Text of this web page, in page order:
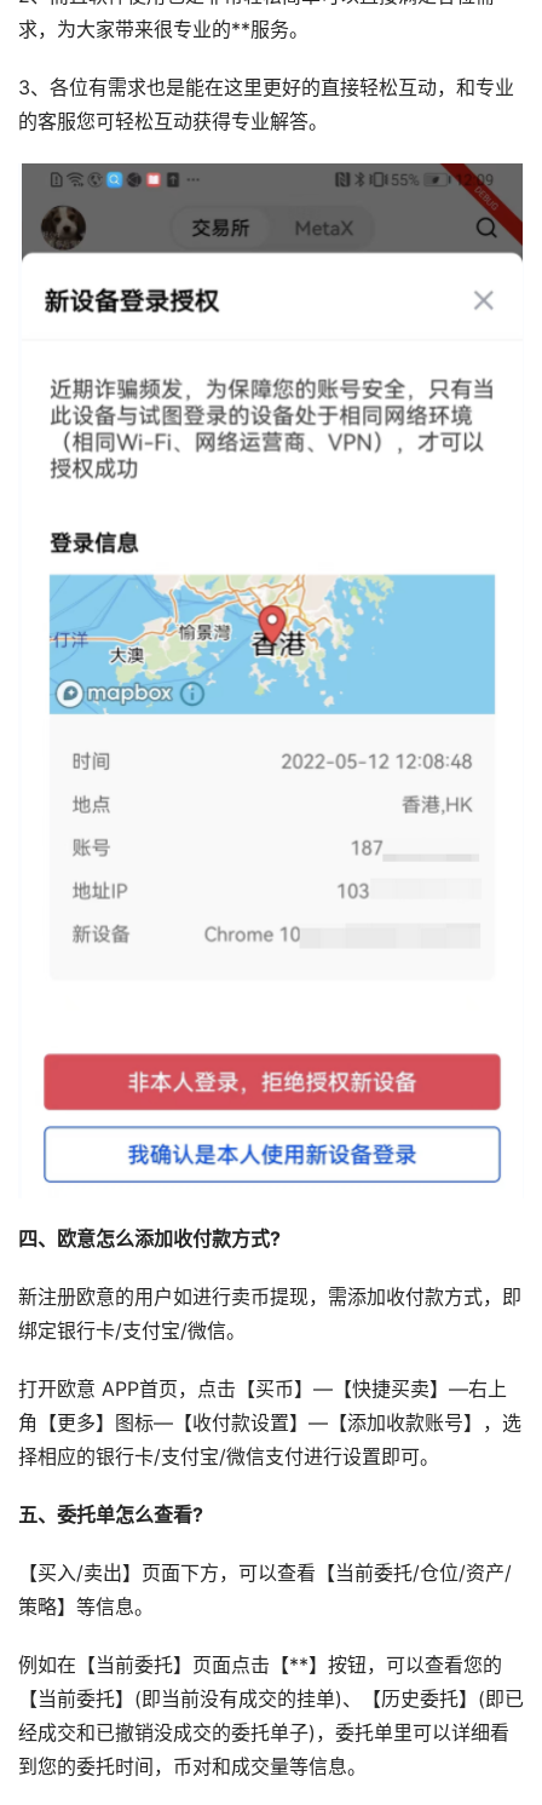
求，为大家带来很专业的**服务。
3、各位有需求也是能在这里更好的直接轻松互动，和专业
的客服您可轻松互动获得专业解答。
四、欧意怎么添加收付款方式?
新注册欧意的用户如进行卖币提现，需添加收付款方式，即
绑定银行卡/支付宝/微信。
打开欧意 APP首页，点击【买币】—【快捷买卖】—右上
角【更多】图标—【收付款设置】—【添加收款账号】，选
择相应的银行卡/支付宝/微信支付进行设置即可。
五、委托单怎么查看?
【买入/卖出】页面下方，可以查看【当前委托/仓位/资产/
策略】等信息。
例如在【当前委托】页面点击【**】按钮，可以查看您的
【当前委托】(即当前没有成交的挂单)、【历史委托】(即已
经成交和已撤销没成交的委托单子)，委托单里可以详细看
到您的委托时间，币对和成交量等信息。